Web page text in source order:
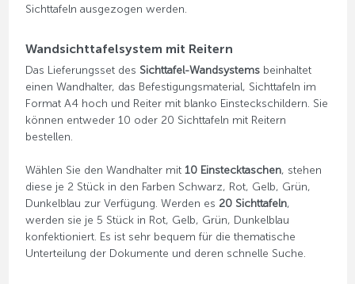
Sichttafeln ausgezogen werden.
Wandsichttafelsystem mit Reitern
Das Lieferungsset des Sichttafel-Wandsystemsbeinhaltet
einen Wandhalter, das Befestigungsmaterial, Sichttafeln im
Format A4 hoch und Reiter mit blanko Einsteckschildern. Sie
können entweder 10 oder 20 Sichttafeln mit Reitern
bestellen.
Wählen Sie den Wandhalter mit 10 Einstecktaschen, stehen
diese je 2 Stück in den Farben Schwarz, Rot, Gelb, Grün,
Dunkelblau zur Verfügung. Werden es 20 Sichttafeln,
werden sie je 5 Stück in Rot, Gelb, Grün, Dunkelblau
konfektioniert. Es ist sehr bequem für die thematische
Unterteilung der Dokumente und deren schnelle Suche.